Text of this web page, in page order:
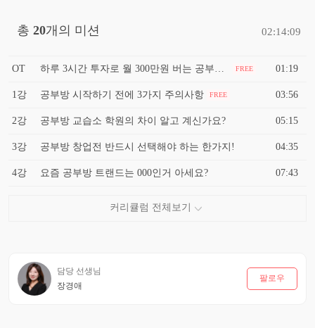
총 20개의 미션 02:14:09
OT FREE 01:19
1강 공부방 시작하기 전에 3가지 주의사항 FREE 03:56
2강 공부방 교습소 학원의 차이 알고 계신가요? 05:15
3강 공부방 창업전 반드시 선택해야 하는 한가지! 04:35
4강 요즘 공부방 트랜드는 000인거 아세요? 07:43
담당 선생님
장경애
팔로우